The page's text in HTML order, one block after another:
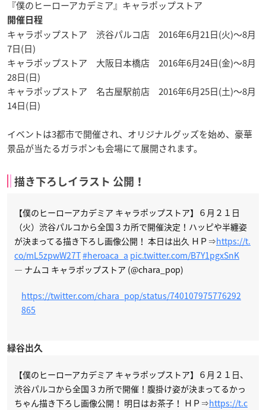
『僕のヒーローアカデミア』キャラポップストア
開催日程
キャラポップストア 渋谷パルコ店 2016年6月21日(火)～8月
7日(日)
キャラポップストア 大阪日本橋店 2016年6月24日(金)～8月
28日(日)
キャラポップストア 名古屋駅前店 2016年6月25日(土)～8月
14日(日)
イベントは3都市で開催され、オリジナルグッズを始め、豪華
景品が当たるガラポンも会場にて展開されます。
描き下ろしイラスト 公開！
【僕のヒーローアカデミア キャラポップストア】６月２１日
（火）渋谷パルコから全国３カ所で開催決定！ハッピや半纏姿
が決まってる描き下ろし画像公開！ 本日は出久 ＨＰ⇒https://t.
co/mL5zpwW27T#heroaca_a pic.twitter.com/B7Y1pgxSnK
— ナムコ キャラポップストア (@chara_pop)
https://twitter.com/chara_pop/status/740107975776292
865
緑谷出久
【僕のヒーローアカデミア キャラポップストア】６月２１日、
渋谷パルコから全国３カ所で開催！腹掛け姿が決まってるかっ
ちゃん描き下ろし画像公開！ 明日はお茶子！ ＨＰ⇒https://t.c